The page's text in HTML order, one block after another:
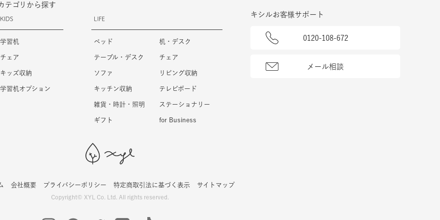
テゴリから探す
KIDS
学習机
チェア
キッズ収納
学習机オプション
LIFE
ベッド 机・デスク
テーブル・デスク チェア
ソファ リビング収納
キッチン収納 テレビボード
雑貨・時計・照明 ステーショナリー
ギフト for Business
キシルお客様サポート
0120-108-672
メール相談
会社概要 プライバシーポリシー 特定商取引法に基づく表示 サイトマップ
Copyright© XYL Co. Ltd. All rights reserved.